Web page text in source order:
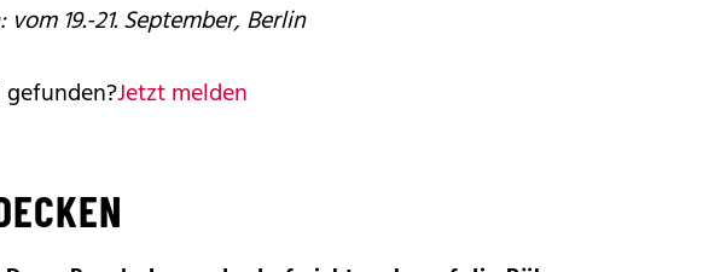
19.-21. September, Berlin
Jetzt melden